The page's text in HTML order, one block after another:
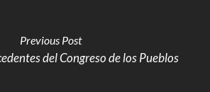
Previous Post
del Congreso de los Pueblos